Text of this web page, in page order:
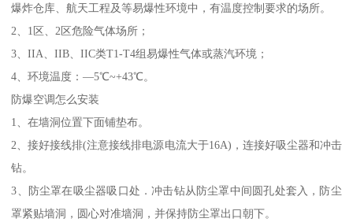
爆炸仓库、航天工程及等易爆性环境中，有温度控制要求的场所。
2、1区、2区危险气体场所；
3、IIA、IIB、IIC类T1-T4组易爆性气体或蒸汽环境；
4、环境温度：—5℃~+43℃。
防爆空调怎么安装
1、在墙洞位置下面铺垫布。
2、接好接线排(注意接线排电源电流大于16A)，连接好吸尘器和冲击
钻。
3、防尘罩在吸尘器吸口处．冲击钻从防尘罩中间圆孔处套入，防尘
罩紧贴墙洞，圆心对准墙洞，并保持防尘罩出口朝下。